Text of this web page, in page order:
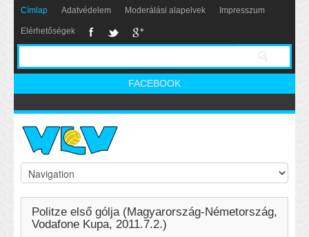
Címlap Adatvédelem Moderálási alapelvek Impresszum
Elérhetőségek
FACEBOOK
Politze első gólja (Magyarország-Németország,
Vodafone Kupa, 2011.7.2.)